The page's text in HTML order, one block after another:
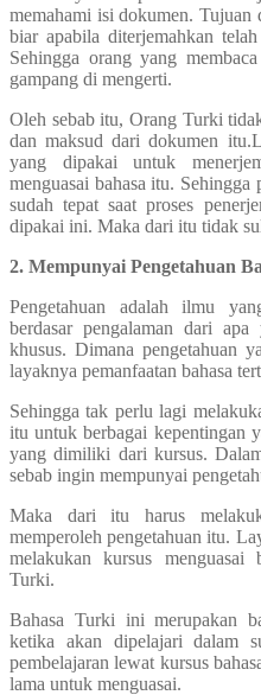
memahami isi dokumen. Tujuan
biar apabila diterjemahkan
Sehingga orang yang
gampang di mengerti.
Oleh sebab itu, Orang Turki
dan maksud dari dokumen
yang dipakai untuk
menguasai bahasa itu.
sudah tepat saat proses
dipakai ini. Maka dari itu tidak
2. Mempunyai Pengetahuan
Pengetahuan adalah ilmu
berdasar pengalaman dari
khusus. Dimana pengetahuan
layaknya pemanfaatan bahasa
Sehingga tak perlu lagi
itu untuk berbagai kepentingan
yang dimiliki dari kursus.
sebab ingin mempunyai
Maka dari itu harus
memperoleh pengetahuan itu.
melakukan kursus menguasai
Turki.
Bahasa Turki ini merupakan
ketika akan dipelajari dalam
pembelajaran lewat kursus
lama untuk menguasai.